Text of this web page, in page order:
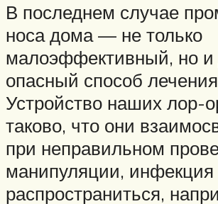
В последнем случае
носа дома — не только
малоэффективный, но
опасный способ
Устройство наших лор-
таково, что они
при неправильном
манипуляции,
распространиться,